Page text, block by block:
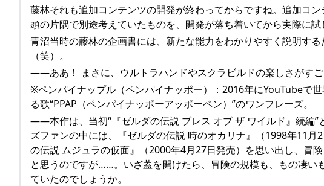
藤林それも追加コンテンツの開発が終わってからですね。追加コ
頭の片隅で別途考えていたものを、開発が落ち着いてから実際に試
青沼当時の藤林の企画書には、新たな能力をわかりやすく説明す
（笑）。
――ああ！ まさに、ウルトラハンドやスクラビルドの楽しさがすご
※ペンパイナップル（ペンパイナッポー）：2016年にYouTubeで
る歌“PPAP（ペンパイナッポーアッポーペン）”のワンフレーズ。
――本作は、当初“『ゼルダの伝説 ブレス オブ ザ ワイルド』続編
ズファンの中には、『ゼルダの伝説 時のオカリナ』（1998年11
の伝説 ムジュラの仮面』（2000年4月27日発売）を思い出し、冒
と思うのですが……。いざ蓋を開けたら、冒険の規模も、もの凄い
ていたのでしょうか。